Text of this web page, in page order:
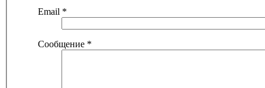
Email *
Сообщение *